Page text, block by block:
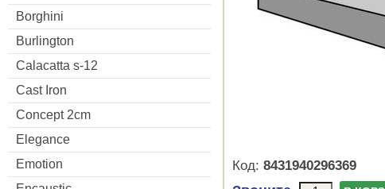
Borghini
Burlington
Calacatta s-12
Cast Iron
Concept 2cm
Elegance
Emotion
Код: 8431940296369